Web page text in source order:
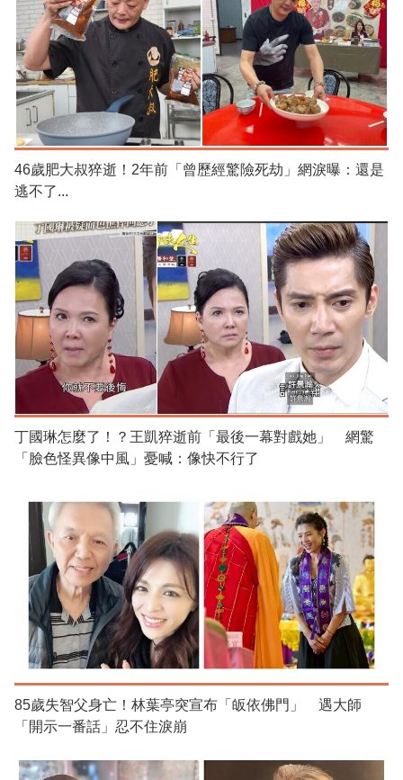
46歲肥大叔猝逝！2年前「曾歷經驚險死劫」網淚曝：還是
逃不了...
丁國琳怎麼了！？王凱猝逝前「最後一幕對戲她」 網驚
「臉色怪異像中風」憂喊：像快不行了
85歲失智父身亡！林葉亭突宣布「皈依佛門」 遇大師
「開示一番話」忍不住淚崩